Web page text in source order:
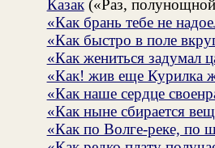
Казак(«Раз,
«Как брань тебе не
«Как быстро в поле
«Как жениться задумал
«Как! жив еще Курилка
«Как наше сердце
«Как ныне сбирается
«Как по Волге-реке, по